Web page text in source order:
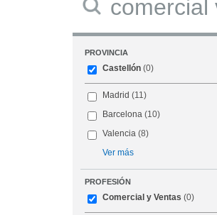
PROVINCIA
Castellón (0)
Madrid (11)
Barcelona (10)
Valencia (8)
Ver más
PROFESIÓN
Comercial y Ventas (0)